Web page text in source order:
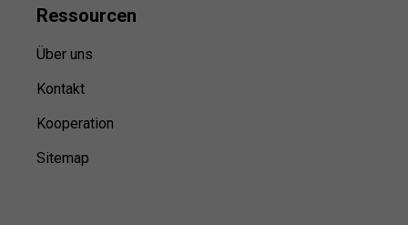
Ressourcen
Über uns
Kontakt
Kooperation
Sitemap